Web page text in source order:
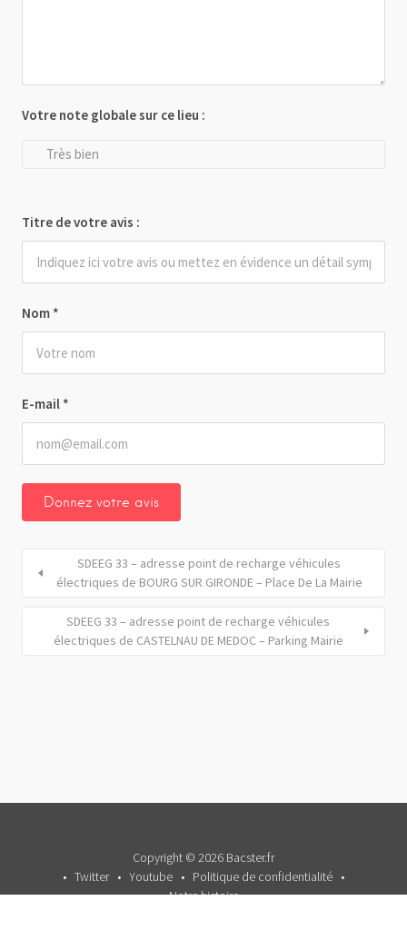
Nom *
E-mail *
Votre note globale sur ce lieu :
Très bien
Titre de votre avis :
SDEEG 33 – adresse point de recharge véhicules
électriques de BOURG SUR GIRONDE – Place De La Mairie
SDEEG 33 – adresse point de recharge véhicules
électriques de CASTELNAU DE MEDOC – Parking Mairie
Copyright © 2026 Bacster.fr
Twitter
Youtube
Politique de confidentialité
Notre histoire